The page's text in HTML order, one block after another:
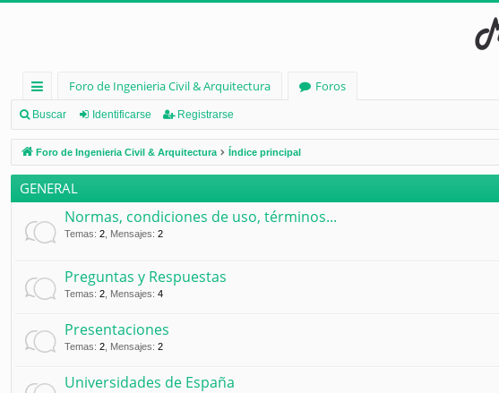
nl
ac
es
rá
pi
os
Foro de Ingenieria Civil & Arquitectura
Foros
Buscar Identificarse Registrarse
Foro de Ingenieria Civil & Arquitectura Índice principal
GENERAL
Normas, condiciones de uso, términos...
Temas: 2 Mensajes: 2
Preguntas y Respuestas
Temas: 2 Mensajes: 4
Presentaciones
Temas: 2 Mensajes: 2
Universidades de España